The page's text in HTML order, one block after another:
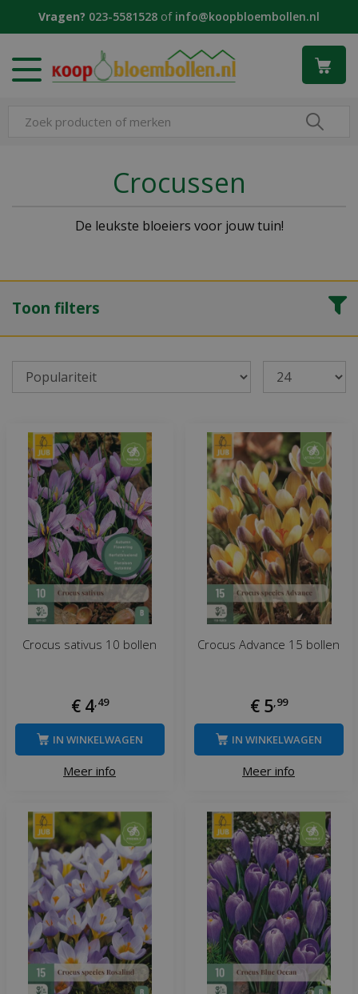
Vragen? 023-5581528 of info@koopbloembollen.nl
Crocussen
De leukste bloeiers voor jouw tuin!
Toon filters
Crocus sativus 10 bollen
€ 4 49
Meer info
IN WINKELWAGEN
Crocus Advance 15 bollen
€ 5 99
Meer info
IN WINKELWAGEN